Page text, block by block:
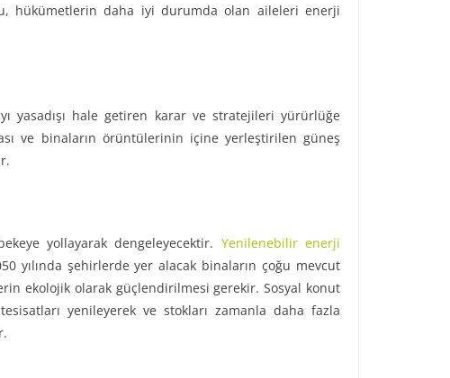
hükümetlerin daha iyi durumda olan aileleri enerji
yasadışı hale getiren karar ve stratejileri yürürlüğe
ve binaların örüntülerinin içine yerleştirilen güneş
yollayarak dengeleyecektir. Yenilenebilir enerji
yılında şehirlerde yer alacak binaların çoğu mevcut
ekolojik olarak güçlendirilmesi gerekir. Sosyal konut
yenileyerek ve stokları zamanla daha fazla